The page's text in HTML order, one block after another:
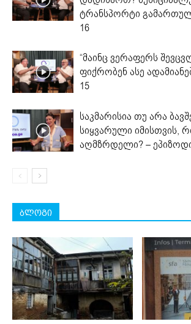
ტრანსპორტი
16
“მაინც ვერაფერს
ფიქრობენ ასე
15
საკმარისია თუ არა
სიყვარული იმისთვის,
აღმზრდელი? –
ბლოგი